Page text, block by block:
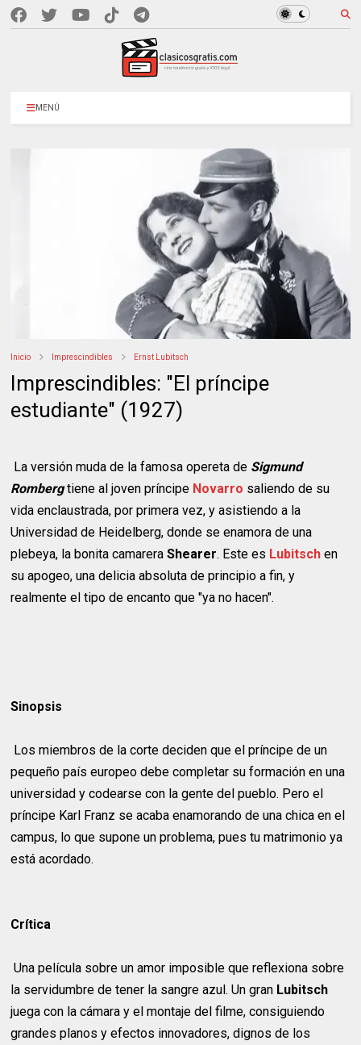
MENÚ
Inicio Imprescindibles Ernst Lubitsch
Imprescindibles: "El príncipe
estudiante" (1927)
La versión muda de la famosa opereta de Sigmund
Rombergtiene al joven príncipe Novarro saliendo de su
vida enclaustrada, por primera vez, y asistiendo a la
Universidad de Heidelberg, donde se enamora de una
plebeya, la bonita camareraShearer. Este es Lubitsch en
su apogeo, una delicia absoluta de principio a fin, y
realmente el tipo de encanto que "ya no hacen".
Sinopsis
Los miembros de la corte deciden que el príncipe de un
pequeño país europeo debe completar su formación en una
universidad y codearse con la gente del pueblo. Pero el
príncipe Karl Franz se acaba enamorando de una chica en el
campus, lo que supone un problema, pues tu matrimonio ya
está acordado.
Crítica
Una película sobre un amor imposible que reflexiona sobre
la servidumbre de tener la sangre azul. Un gran Lubitsch
juega con la cámara y el montaje del filme, consiguiendo
grandes planos y efectos innovadores, dignos de los